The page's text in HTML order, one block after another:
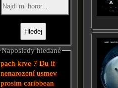
Naposledy hledané
pach krve 7 Du if
nenarození usmev
prosim caribbean